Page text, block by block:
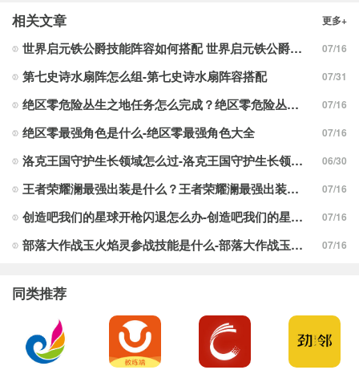
相关文章 更多+
世界启元铁公爵技能阵容如何搭配 世界启元铁公爵技能阵容搭配合集 07/16
第七史诗水扇阵怎么组-第七史诗水扇阵容搭配 07/31
绝区零危险丛生之地任务怎么完成？绝区零危险丛生之地任务完成攻略 07/16
绝区零最强角色是什么-绝区零最强角色大全 07/16
洛克王国守护生长领域怎么过-洛克王国守护生长领域通关攻略 06/30
王者荣耀澜最强出装是什么？王者荣耀澜最强出装分享 07/16
创造吧我们的星球开枪闪退怎么办-创造吧我们的星球开枪闪退合集 07/16
部落大作战玉火焰灵参战技能是什么-部落大作战玉火焰灵参战技能合集 07/16
同类推荐